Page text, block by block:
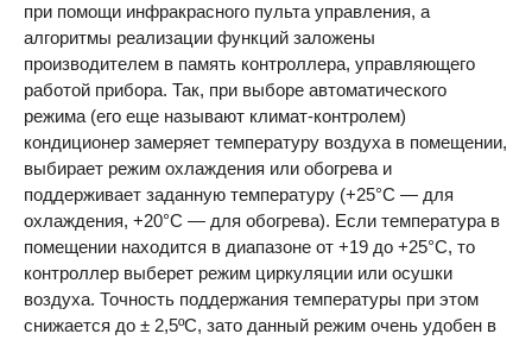
при помощи инфракрасного пульта управления, а
алгоритмы реализации функций заложены
производителем в память контроллера, управляющего
работой прибора. Так, при выборе автоматического
режима (его еще называют климат-контролем)
кондиционер замеряет температуру воздуха в помещении,
выбирает режим охлаждения или обогрева и
поддерживает заданную температуру (+25°C — для
охлаждения, +20°C — для обогрева). Если температура в
помещении находится в диапазоне от +19 до +25°C, то
контроллер выберет режим циркуляции или осушки
воздуха. Точность поддержания температуры при этом
снижается до ± 2,5ºС, зато данный режим очень удобен в